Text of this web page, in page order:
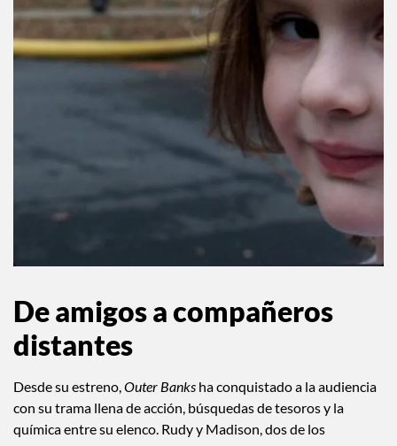
De amigos a compañeros
distantes
Desde su estreno,Outer Banks ha conquistado a la audiencia
con su trama llena de acción, búsquedas de tesoros y la
química entre su elenco. Rudy y Madison, dos de los